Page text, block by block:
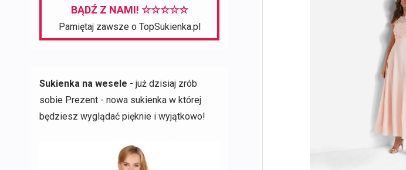
BĄDŹ Z NAMI! ☆☆☆☆☆
Pamiętaj zawsze o TopSukienka.pl
Sukienka na wesele - już dzisiaj zrób
sobie Prezent - nowa sukienka w której
będziesz wyglądać pięknie i wyjątkowo!